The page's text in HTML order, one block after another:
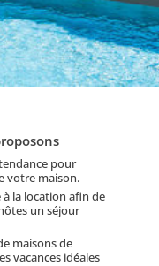
pour
votre maison.
à la location afin de
un séjour
maisons de
vacances idéales